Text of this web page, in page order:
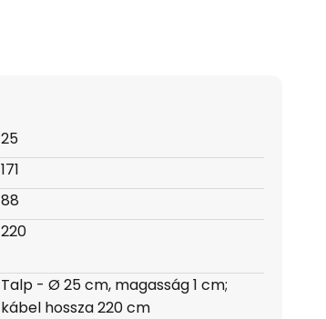
25
171
88
220
Talp - Ø 25 cm, magasság 1 cm;
kábel hossza 220 cm